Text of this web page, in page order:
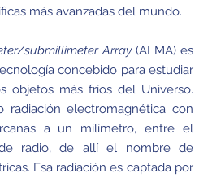
más avanzadas del mundo.
submillimeter Array(ALMA) es
concebido para estudiar
objetos más fríos del Universo.
electromagnética con
a un milímetro, entre el
radio, de allí el nombre de
Esa radiación es captada por